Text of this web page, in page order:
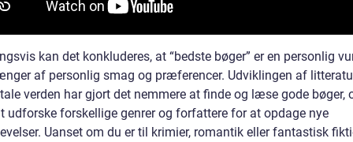
kan det konkluderes, at “bedste bøger” er en personlig
af personlig smag og præferencer. Udviklingen af
verden har gjort det nemmere at finde og læse gode bøger,
udforske forskellige genrer og forfattere for at opdage nye
Uanset om du er til krimier, romantik eller fantastisk